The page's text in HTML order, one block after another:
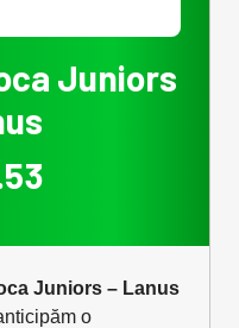
Juniors
Juniors – Lanus
o